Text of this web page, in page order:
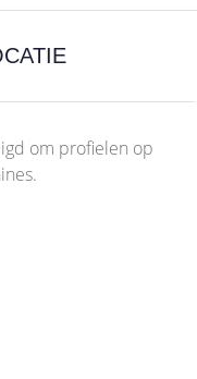
om profielen op